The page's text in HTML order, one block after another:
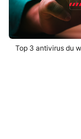
Top 3 antivirus du